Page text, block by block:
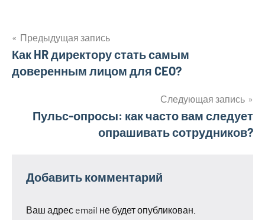
Предыдущая запись
Как HR директору стать самым
доверенным лицом для CEO?
Следующая запись
Пульс-опросы: как часто вам следует
опрашивать сотрудников?
Добавить комментарий
Ваш адрес email не будет опубликован.